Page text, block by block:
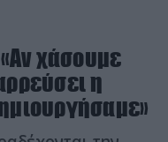
χάσουμε
η